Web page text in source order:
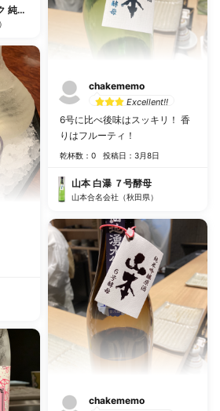
純米大吟醸無濾過生原酒
chakememo
Excellent!!
6号に比べ後味はスッキリ！ 香
りはフルーティ！
乾杯数：0 投稿日：3月8日
山本 白瀑 ７号酵母
山本合名会社（秋田県）
chakememo